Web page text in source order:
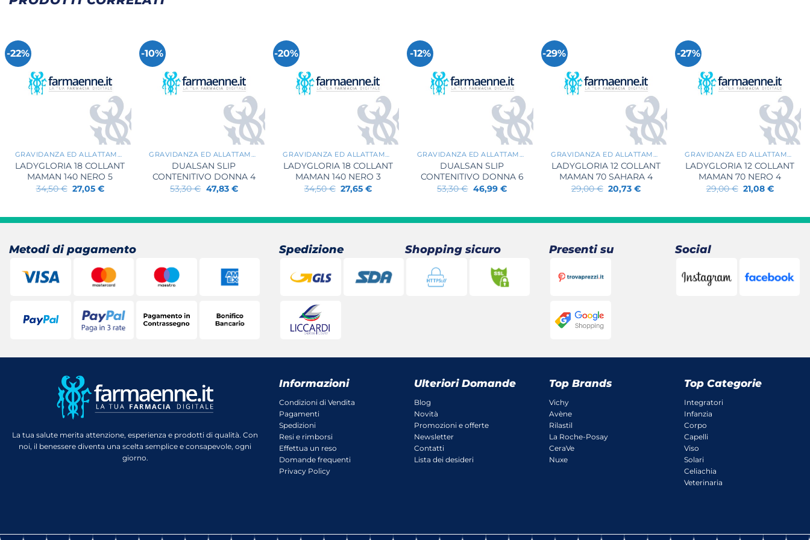
-22%
GRAVIDANZA ED ALLATTAMENTO
LADYGLORIA 18 COLLANT
MAMAN 140 NERO 5
34,50€ Il
prezzo
34,50 €.
27,05 €Il
27,05 €.
-10%
GRAVIDANZA ED ALLATTAMENTO
DUALSAN SLIP
CONTENITIVO DONNA 4
53,30€ Il
prezzo
53,30 €.
47,83 €Il
47,83 €.
-20%
GRAVIDANZA ED ALLATTAMENTO
LADYGLORIA 18 COLLANT
MAMAN 140 NERO 3
34,50€ Il
prezzo
34,50 €.
27,65 €Il
27,65 €.
-12%
GRAVIDANZA ED ALLATTAMENTO
DUALSAN SLIP
CONTENITIVO DONNA 6
53,30€ Il
prezzo
53,30 €.
46,99 €Il
46,99 €.
-29%
GRAVIDANZA ED ALLATTAMENTO
LADYGLORIA 12 COLLANT
MAMAN 70 SAHARA 4
29,00€ Il
prezzo
29,00 €.
20,73€Il
20,73 €.
-27%
GRAVIDANZA ED ALLATTAMENTO
LADYGLORIA 12 COLLANT
MAMAN 70 NERO 4
29,00€ Il
prezzo
29,00 €.
21,08 €Il
21,08 €.
Metodi di pagamento Spedizione Shopping sicuro Presenti su Social
La tua salute merita attenzione, esperienza e prodotti di qualità. Con
noi, il benessere diventa una scelta semplice e consapevole, ogni
giorno.
Informazioni
Condizioni di Vendita
Pagamenti
Spedizioni
Resi e rimborsi
Effettua un reso
Domande frequenti
Privacy Policy
Ulteriori Domande
Blog
Novità
Promozioni e offerte
Newsletter
Contatti
Lista dei desideri
Top Brands
Vichy
Avène
Rilastil
La Roche-Posay
CeraVe
Nuxe
Top Categorie
Integratori
Infanzia
Corpo
Capelli
Viso
Solari
Celiachia
Veterinaria